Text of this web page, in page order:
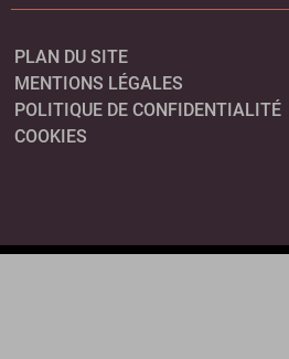
PLAN DU SITE
MENTIONS LÉGALES
POLITIQUE DE CONFIDENTIALITÉ
COOKIES